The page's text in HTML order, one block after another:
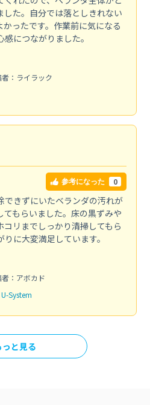
した。自分では落としきれない
ったです。作業前に気になる
につながりました。
：ライラック
参考になった 0
できずにいたベランダの汚れが
もらいました。床の黒ずみや
リまでしっかり清掃してもら
に大変満足しています。
：アボカド
System
っと見る